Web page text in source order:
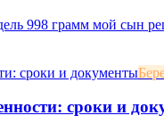
998 грамм мой сын
сроки и